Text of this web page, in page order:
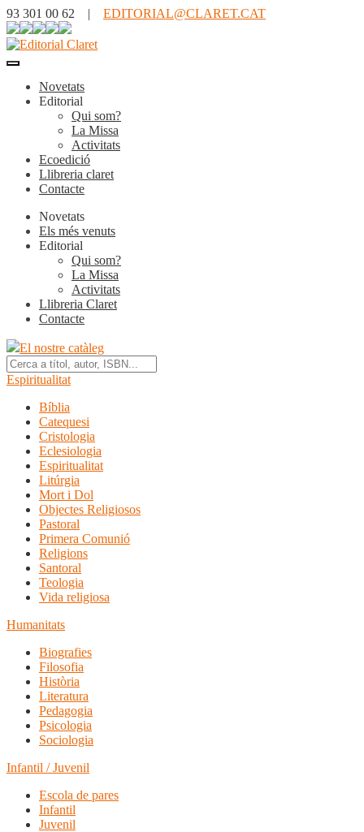
93 301 00 62 | EDITORIAL@CLARET.CAT
Novetats
Editorial
Qui som?
La Missa
Activitats
Ecoedició
Llibreria claret
Contacte
Novetats
Els més venuts
Editorial
Qui som?
La Missa
Activitats
Llibreria Claret
Contacte
El nostre catàleg
Espiritualitat
Bíblia
Catequesi
Cristologia
Eclesiologia
Espiritualitat
Litúrgia
Mort i Dol
Objectes Religiosos
Pastoral
Primera Comunió
Religions
Santoral
Teologia
Vida religiosa
Humanitats
Biografies
Filosofia
Història
Literatura
Pedagogia
Psicologia
Sociologia
Infantil / Juvenil
Escola de pares
Infantil
Juvenil